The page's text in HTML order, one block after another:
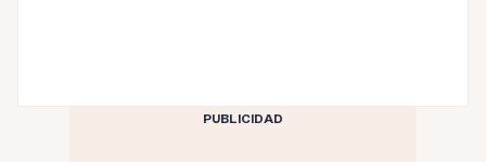
PUBLICIDAD